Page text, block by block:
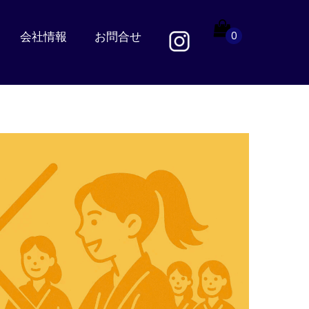
0
会社情報 お問合せ